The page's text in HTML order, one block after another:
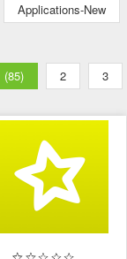
Applications-New
(85) 2 3